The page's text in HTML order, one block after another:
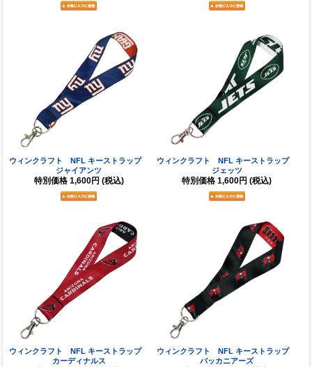
ウィンクラフト NFL キーストラップ
ジャイアンツ
特別価格 1,600円 (税込)
ウィンクラフト NFL キーストラップ
ジェッツ
特別価格 1,600円 (税込)
ウィンクラフト NFL キーストラップ
カーディナルス
ウィンクラフト NFL キーストラップ
バッカニアーズ